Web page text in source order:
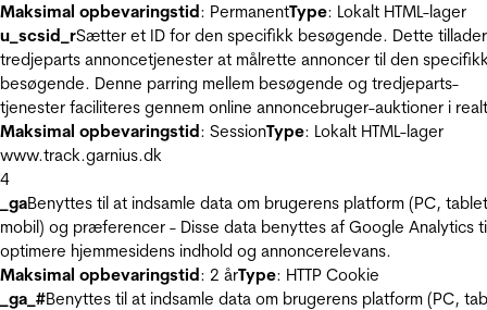
Maksimal opbevaringstid: PermanentType: Lokalt HTML-lager
u_scsid_rSætter et ID for den specifikk besøgende. Dette tillader
tredjeparts annoncetjenester at målrette annoncer til den
besøgende. Denne parring mellem besøgende og tredjeparts-
tjenester faciliteres gennem online annoncebruger-auktioner i
Maksimal opbevaringstid: SessionType: Lokalt HTML-lager
www.track.garnius.dk
4
_gaBenyttes til at indsamle data om brugerens platform (PC,
mobil) og præferencer - Disse data benyttes af Google Analytics
optimere hjemmesidens indhold og annoncerelevans.
Maksimal opbevaringstid: 2 årType: HTTP Cookie
_ga_#Benyttes til at indsamle data om brugerens platform (PC,